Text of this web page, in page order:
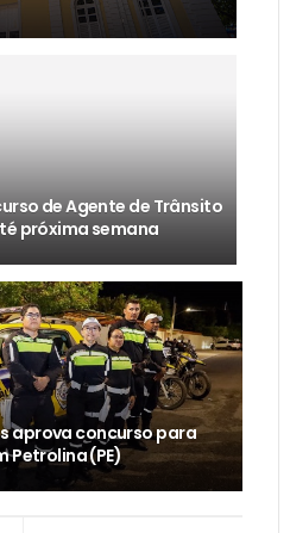
de Agente de Trânsito
próxima semana
aprova concurso para
Petrolina (PE)